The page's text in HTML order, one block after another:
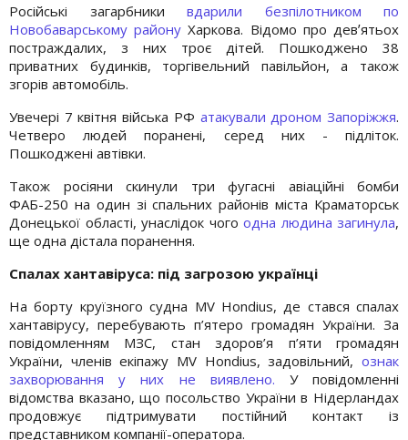
Російські загарбники вдарили безпілотником по
Новобаварському району Харкова. Відомо про девʼятьох
постраждалих, з них троє дітей. Пошкоджено 38
приватних будинків, торгівельний павільйон, а також
згорів автомобіль.
Увечері 7 квітня війська РФ атакували дроном Запоріжжя.
Четверо людей поранені, серед них - підліток.
Пошкоджені автівки.
Також росіяни скинули три фугасні авіаційні бомби
ФАБ-250 на один зі спальних районів міста Краматорськ
Донецької області, унаслідок чого одна людина загинула,
ще одна дістала поранення.
Спалах хантавіруса: під загрозою українці
На борту круїзного судна MV Hondius, де стався спалах
хантавірусу, перебувають п’ятеро громадян України. За
повідомленням МЗС, стан здоров’я п’яти громадян
України, членів екіпажу MV Hondius, задовільний, ознак
захворювання у них не виявлено. У повідомленні
відомства вказано, що посольство України в Нідерландах
продовжує підтримувати постійний контакт із
представником компанії-оператора.